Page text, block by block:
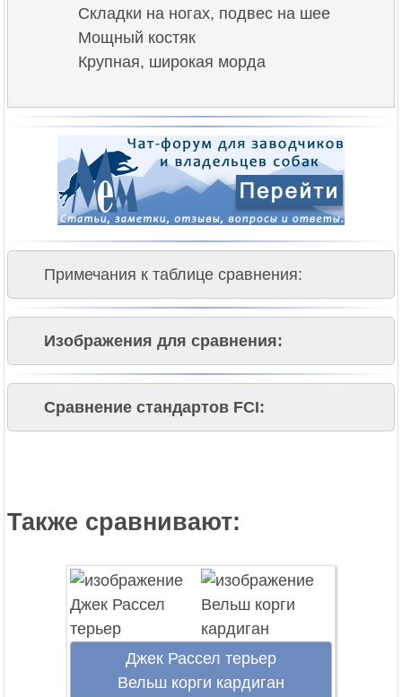
Складки на ногах, подвес на шее
Мощный костяк
Крупная, широкая морда
Примечания к таблице сравнения:
Изображения для сравнения:
Сравнение стандартов FCI:
Также сравнивают:
Джек Рассел терьер
Вельш корги кардиган